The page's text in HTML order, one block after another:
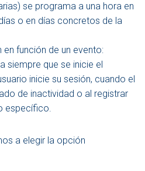
se programa a una hora en
o en días concretos de la
en función de un evento:
siempre que se inicie el
inicie su sesión, cuando el
de inactividad o al registrar
específico.
a elegir la opción